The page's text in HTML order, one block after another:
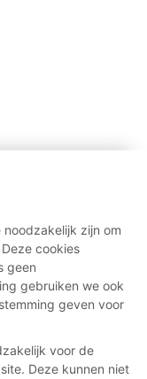
zijn om
cookies
geen
gebruiken we ook
geven voor
voor de
Deze kunnen niet